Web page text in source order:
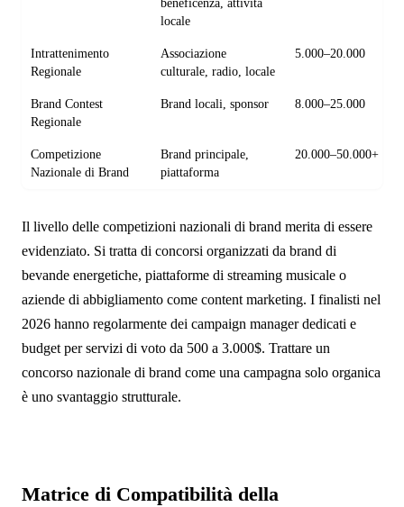
beneficenza, attività
locale
Intrattenimento
Regionale
Associazione
culturale, radio, locale
5.000–20.000
Brand Contest
Regionale
Brand locali, sponsor 8.000–25.000
Competizione
Nazionale di Brand
Brand principale,
piattaforma
20.000–50.000+
Il livello delle competizioni nazionali di brand merita di essere
evidenziato. Si tratta di concorsi organizzati da brand di
bevande energetiche, piattaforme di streaming musicale o
aziende di abbigliamento come content marketing. I finalisti nel
2026 hanno regolarmente dei campaign manager dedicati e
budget per servizi di voto da 500 a 3.000$. Trattare un
concorso nazionale di brand come una campagna solo organica
è uno svantaggio strutturale.
Matrice di Compatibilità della